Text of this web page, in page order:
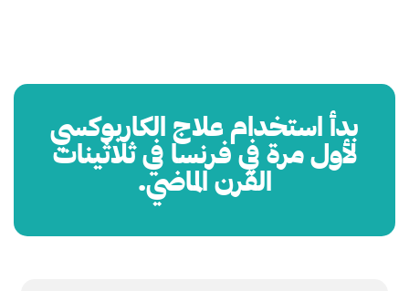
بدأ استخدام علاج الكاربوكسي
لأول مرة في فرنسا في ثلاثينات
القرن الماضي.